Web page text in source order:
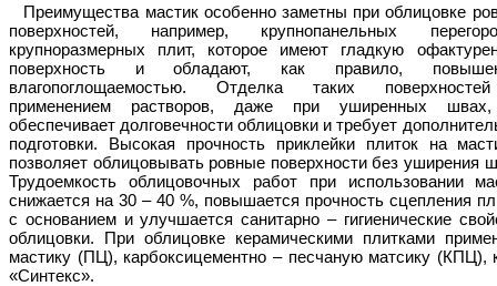
Преимущества мастик особенно заметны при облицовке
поверхностей, например, крупнопанельных
крупноразмерных плит, которое имеют гладкую
поверхность и обладают, как правило,
влагопоглощаемостью. Отделка таких
применением растворов, даже при уширенных
обеспечивает долговечности облицовки и требует
подготовки. Высокая прочность приклейки плиток на
позволяет облицовывать ровные поверхности без уширения
Трудоемкость облицовочных работ при использовании
снижается на 30 – 40 %, повышается прочность сцепления
с основанием и улучшается санитарно – гигиенические
облицовки. При облицовке керамическими плитками
мастику (ПЦ), карбоксицементно – песчаную матсику (КПЦ),
«Синтекс».